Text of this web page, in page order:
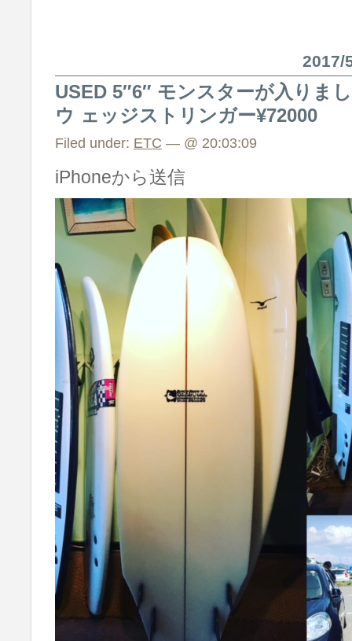
2017/
USED 5″6″ モンスターが入りま
ウ ェッジストリンガー¥72000
Filed under: ETC — @ 20:03:09
iPhoneから送信